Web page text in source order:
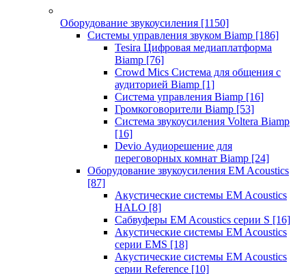
Оборудование звукоусиления [1150]
Системы управления звуком Biamp [186]
Tesira Цифровая медиаплатформа
Biamp [76]
Crowd Mics Система для общения с
аудиторией Biamp [1]
Система управления Biamp [16]
Громкоговорители Biamp [53]
Система звукоусиления Voltera Biamp
[16]
Devio Аудиорешение для
переговорных комнат Biamp [24]
Оборудование звукоусиления EM Acoustics
[87]
Акустические системы EM Acoustics
HALO [8]
Сабвуферы EM Acoustics серии S [16]
Акустические системы EM Acoustics
серии EMS [18]
Акустические системы EM Acoustics
серии Reference [10]